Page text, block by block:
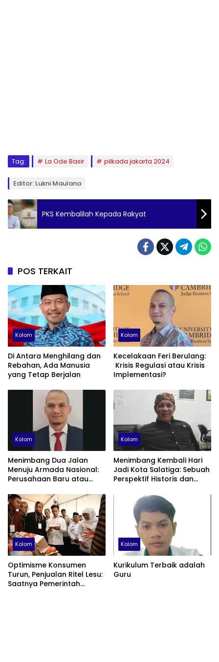
Tag: La Ode Basir pilkada jakarta 2024
Editor: Lukni Maulana
PKS Kembalilah Kepada Rakyat
POS TERKAIT
Kolom
Di Antara Menghilang dan
Rebahan, Ada Manusia
yang Tetap Berjalan
Kolom
Kecelakaan Feri Berulang:
Krisis Regulasi atau Krisis
Implementasi?
Kolom
Menimbang Dua Jalan
Menuju Armada Nasional:
Perusahaan Baru atau
Kolom
Menimbang Kembali Hari
Jadi Kota Salatiga: Sebuah
Perspektif Historis dan
Kolom
Optimisme Konsumen
Turun, Penjualan Ritel Lesu:
Saatnya Pemerintah
Kolom
Kurikulum Terbaik adalah
Guru